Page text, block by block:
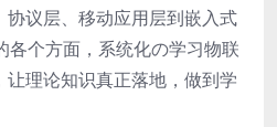
议层、移动应用层到嵌入式
各个方面，系统化の学习物联
理论知识真正落地，做到学